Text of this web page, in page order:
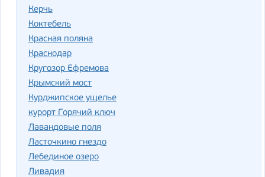
Керчь
Коктебель
Красная поляна
Краснодар
Кругозор Ефремова
Крымский мост
Курджипское ущелье
курорт Горячий ключ
Лавандовые поля
Ласточкино гнездо
Лебединое озеро
Ливадия